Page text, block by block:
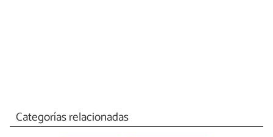
Categorías relacionadas